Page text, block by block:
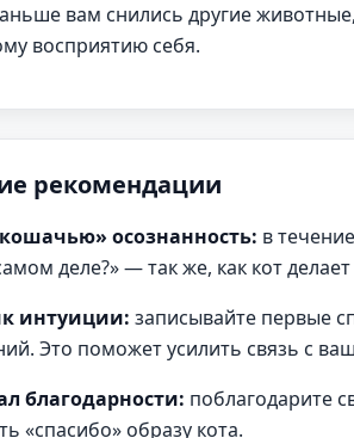
вам снились другие
восприятию себя.
рекомендации
осознанность: в
деле?» — так же, как кот
интуиции: записывайте первые
Это поможет усилить связь с
благодарности: поблагодарите
«спасибо» образу кота.